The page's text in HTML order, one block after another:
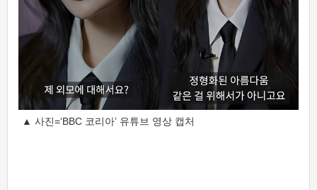
▲ 사진=‘BBC 코리아’ 유튜브 영상 캡처